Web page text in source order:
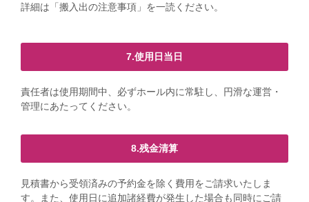
詳細は「搬入出の注意事項」を一読ください。
7.使用日当日
責任者は使用期間中、必ずホール内に常駐し、円滑な運営・
管理にあたってください。
8.残金清算
見積書から受領済みの予約金を除く費用をご請求いたしま
す。また、使用日に追加諸経費が発生した場合も同時にご請